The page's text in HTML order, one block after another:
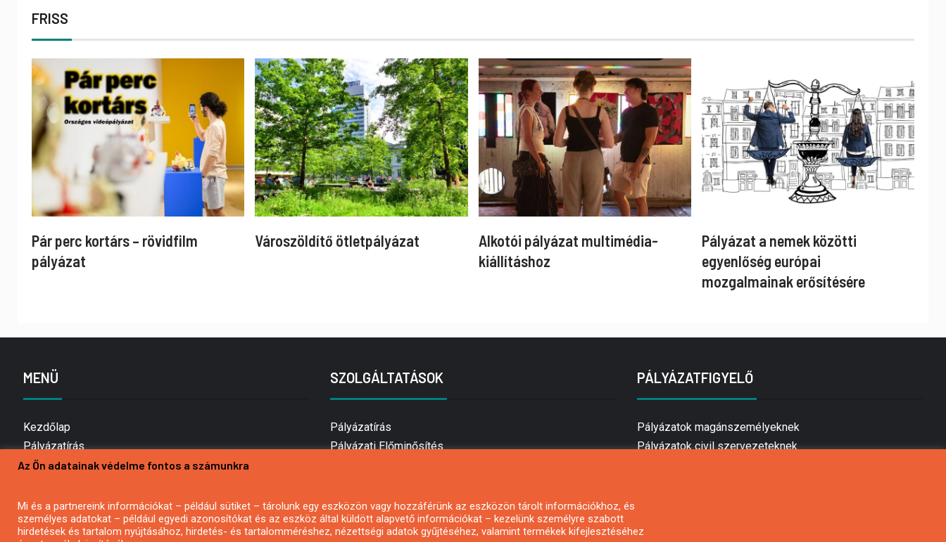
FRISS
Pár perc kortárs – rövidfilm
pályázat
Városzöldítő ötletpályázat
Alkotói pályázat multimédia-
kiállításhoz
Pályázat a nemek közötti
egyenlőség európai
mozgalmainak erősítésére
MENÜ
Kezdőlap
Pályázatírás
Bemutatkozás
Hírlevél feliratkozás
Impresszum
SZOLGÁLTATÁSOK
Pályázatírás
Pályázati Előminősítés
Mezőgazdasági pályázatírás
Pályázatírás magánszemélyeknek
PÁLYÁZATFIGYELŐ
Pályázatok magánszemélyeknek
Pályázatok civil szervezeteknek
Az Ön adatainak védelme fontos a számunkra
Mi és a partnereink információkat – például sütiket – tárolunk egy eszközön vagy hozzáférünk az eszközön tárolt információkhoz, és
személyes adatokat – például egyedi azonosítókat és az eszköz által küldött alapvető információkat – kezelünk személyre szabott
hirdetések és tartalom nyújtásához, hirdetés- és tartalomméréshez, nézettségi adatok gyűjtéséhez, valamint termékek kifejlesztéséhez